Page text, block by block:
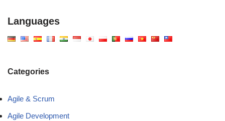
Languages
Categories
Agile & Scrum
Agile Development